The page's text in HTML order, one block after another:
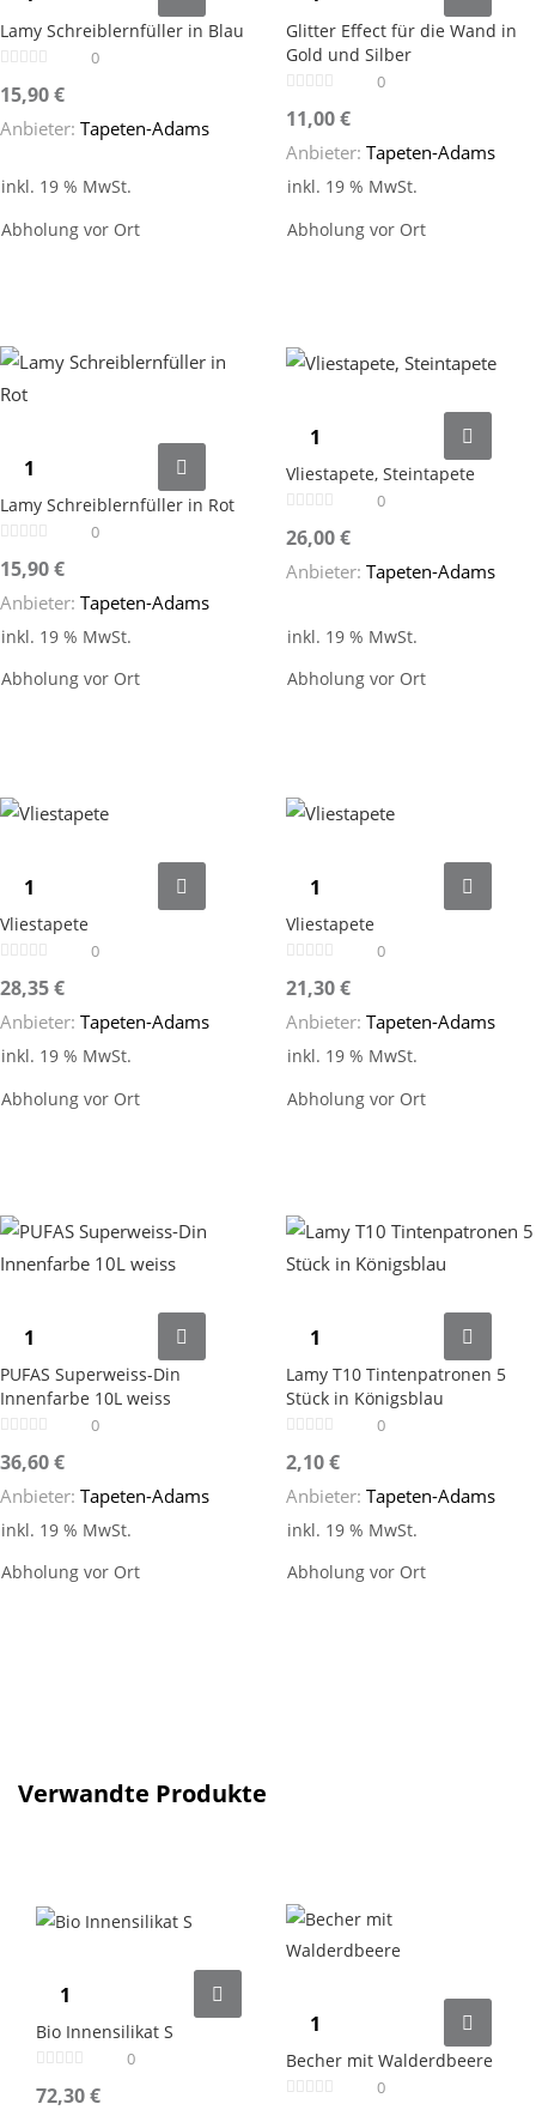
Lamy Schreiblernfüller in Blau
0
15,90€
Anbieter: Tapeten-Adams
inkl. 19 % MwSt.
Abholung vor Ort
Glitter Effect für die Wand in
Gold und Silber
0
11,00€
Anbieter: Tapeten-Adams
inkl. 19 % MwSt.
Abholung vor Ort
Lamy Schreiblernfüller in Rot
0
15,90€
Anbieter: Tapeten-Adams
inkl. 19 % MwSt.
Abholung vor Ort
Vliestapete, Steintapete
0
26,00€
Anbieter: Tapeten-Adams
inkl. 19 % MwSt.
Abholung vor Ort
Vliestapete
0
28,35€
Anbieter: Tapeten-Adams
inkl. 19 % MwSt.
Abholung vor Ort
Vliestapete
0
21,30€
Anbieter: Tapeten-Adams
inkl. 19 % MwSt.
Abholung vor Ort
PUFAS Superweiss-Din
Innenfarbe 10L weiss
0
36,60€
Anbieter: Tapeten-Adams
inkl. 19 % MwSt.
Abholung vor Ort
Lamy T10 Tintenpatronen 5
Stück in Königsblau
0
2,10€
Anbieter: Tapeten-Adams
inkl. 19 % MwSt.
Abholung vor Ort
Verwandte Produkte
Bio Innensilikat S
0
72,30€
Becher mit Walderdbeere
0